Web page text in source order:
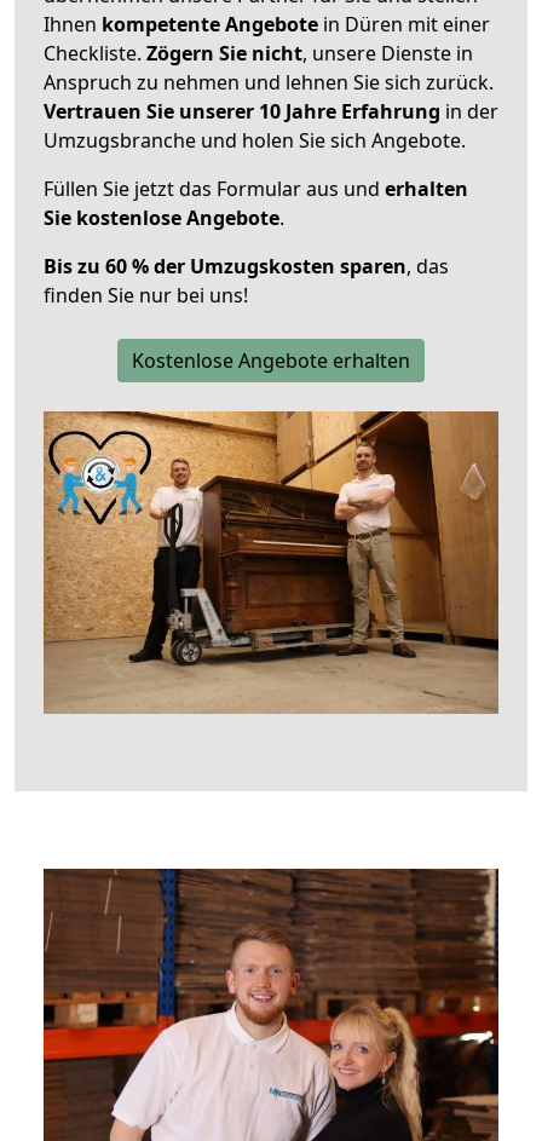
Ihnen kompetente Angebote in Düren mit einer
Checkliste. Zögern Sie nicht, unsere Dienste in
Anspruch zu nehmen und lehnen Sie sich zurück.
Vertrauen Sie unserer 10 Jahre Erfahrung in der
Umzugsbranche und holen Sie sich Angebote.
Füllen Sie jetzt das Formular aus und erhalten
Sie kostenlose Angebote.
Bis zu 60 % der Umzugskosten sparen, das
finden Sie nur bei uns!
Kostenlose Angebote erhalten